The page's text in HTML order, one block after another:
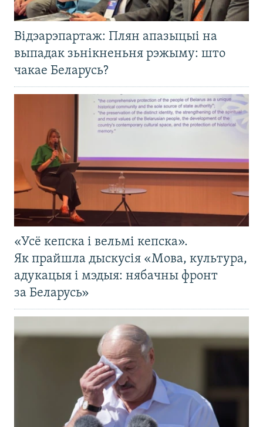
Відэарэпартаж: Плян апазыцыі на
выпадак зьнікненьня рэжыму: што
чакае Беларусь?
«Усё кепска і вельмі кепска».
Як прайшла дыскусія «Мова, культура,
адукацыя і мэдыя: нябачны фронт
за Беларусь»